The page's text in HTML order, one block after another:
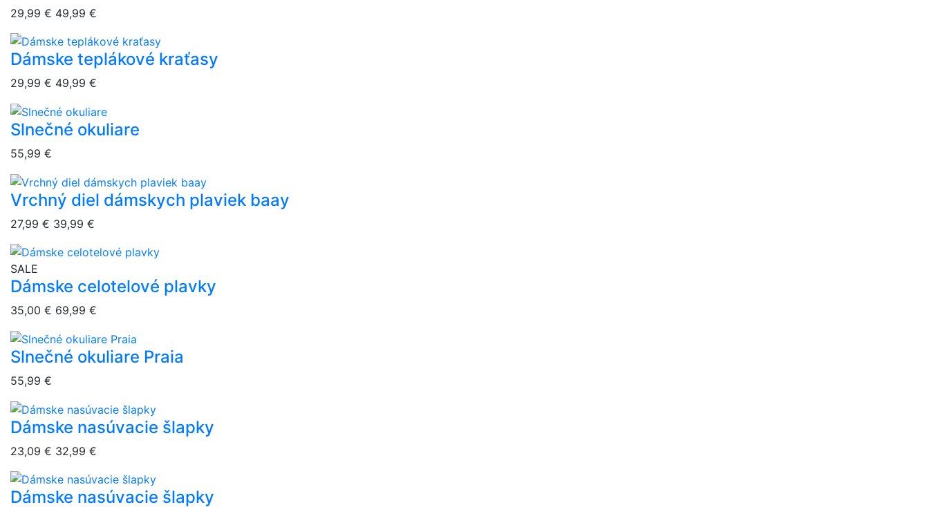
29,99 € 49,99 €
overlay bg
Dámske teplákové kraťasy
29,99 € 49,99 €
overlay bg
Slnečné okuliare
55,99 €
overlay bg
Vrchný diel dámskych plaviek baay
27,99 € 39,99 €
overlay bg
SALE
Dámske celotelové plavky
35,00 € 69,99 €
overlay bg
Slnečné okuliare Praia
55,99 €
overlay bg
Dámske nasúvacie šlapky
23,09 € 32,99 €
overlay bg
Dámske nasúvacie šlapky